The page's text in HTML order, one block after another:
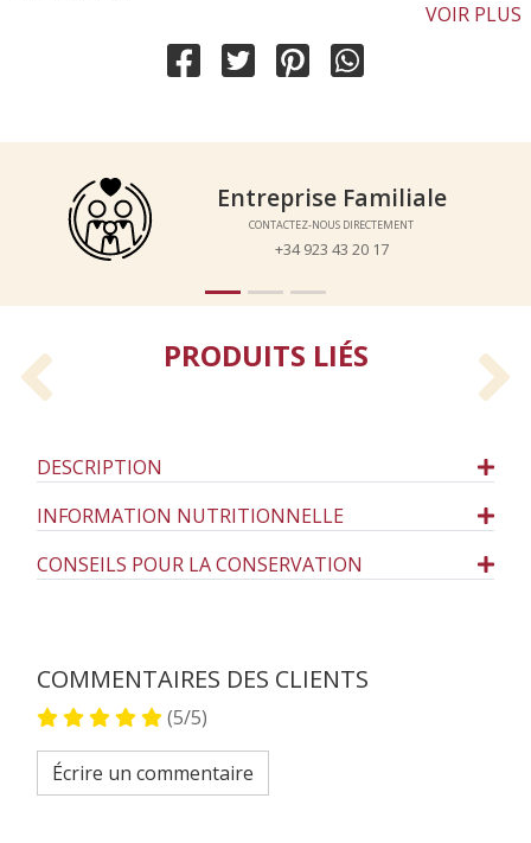
VOIR PLUS
Entreprise Familiale
CONTACTEZ-NOUS DIRECTEMENT
+34 923 43 20 17
Entreprise Familiale
CONTACTEZ-NOUS DIRECTEMENT
+34 923 43 20 17
PRODUITS LIÉS
Previous
DESCRIPTION
INFORMATION NUTRITIONNELLE
CONSEILS POUR LA CONSERVATION
COMMENTAIRES DES CLIENTS
(5/5)
Écrire un commentaire